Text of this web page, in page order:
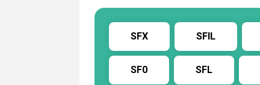
SFX SFIL
SF0 SFL